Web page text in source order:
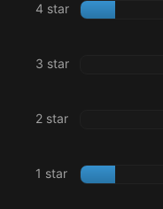
4 star
3 star
2 star
1 star